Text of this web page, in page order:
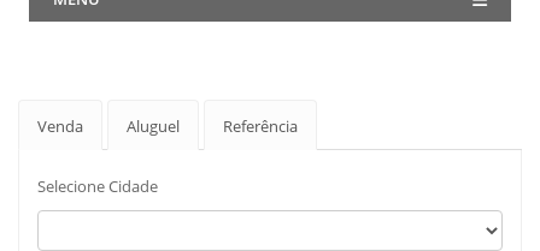
Venda Aluguel Referência
Selecione Cidade